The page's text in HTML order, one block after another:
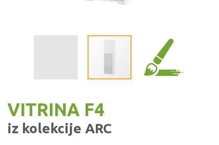
VITRINA F4
iz kolekcije ARC